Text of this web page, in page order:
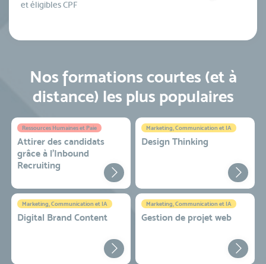
et éligibles CPF
Nos formations courtes (et à
distance) les plus populaires
Ressources Humaines et Paie
Attirer des candidats
grâce à l’Inbound
Recruiting
Marketing, Communication et IA
Design Thinking
Marketing, Communication et IA
Digital Brand Content
Marketing, Communication et IA
Gestion de projet web